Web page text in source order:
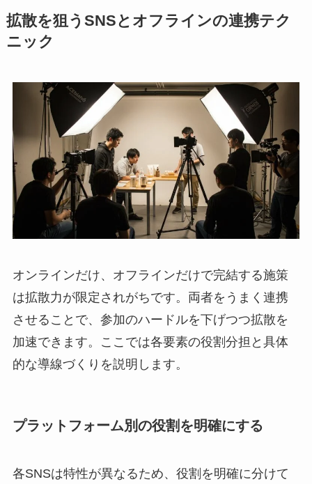
拡散を狙うSNSとオフラインの連携テク
ニック
オンラインだけ、オフラインだけで完結する施策
は拡散力が限定されがちです。両者をうまく連携
させることで、参加のハードルを下げつつ拡散を
加速できます。ここでは各要素の役割分担と具体
的な導線づくりを説明します。
プラットフォーム別の役割を明確にする
各SNSは特性が異なるため、役割を明確に分けて